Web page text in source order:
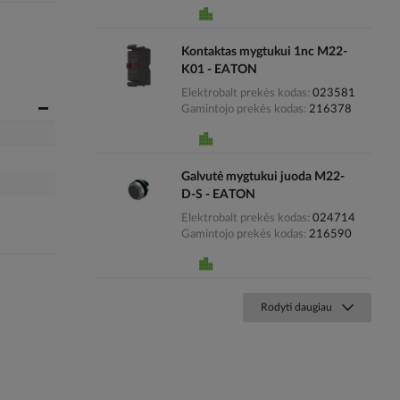
Kontaktas mygtukui 1nc M22-
K01 - EATON
Elektrobalt prekės kodas 023581
Gamintojo prekės kodas 216378
Galvutė mygtukui juoda M22-
D-S - EATON
Elektrobalt prekės kodas 024714
Gamintojo prekės kodas 216590
Rodyti daugiau